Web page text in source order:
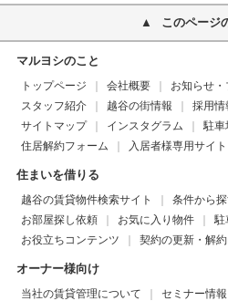
このページ
マルヨシのこと
トップページ 会社概要 お知らせ
スタッフ紹介
越谷の街情報 採用情
サイトマップ
インスタグラム
駐車
住居解約フォーム
入居者様専用サイト
住まいを借りる
越谷の賃貸物件検索サイト 条件から
お部屋探し依頼
お気に入り物件
駐
お役立ちコンテンツ
契約の更新・解
オーナー様向け
当社の賃貸管理について セミナー情報